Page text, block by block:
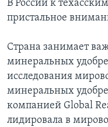
В России к
пристальное
Страна занимает
минеральных
исследования
минеральных
компанией Global
лидировала в